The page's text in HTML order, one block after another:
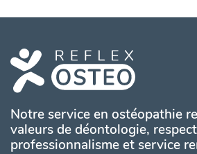
Notre service en ostéopathie
valeurs de déontologie,
professionnalisme et service